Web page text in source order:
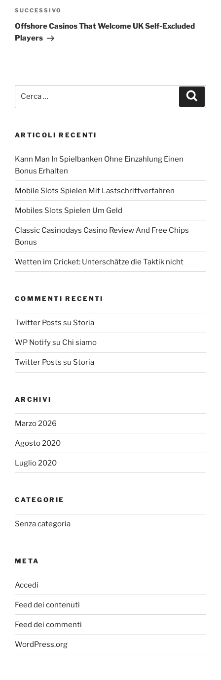
Articolo
successivo
SUCCESSIVO
Offshore Casinos That Welcome UK Self-Excluded
Players
ARTICOLI RECENTI
Kann Man In Spielbanken Ohne Einzahlung Einen
Bonus Erhalten
Mobile Slots Spielen Mit Lastschriftverfahren
Mobiles Slots Spielen Um Geld
Classic Casinodays Casino Review And Free Chips
Bonus
Wetten im Cricket: Unterschätze die Taktik nicht
COMMENTI RECENTI
Twitter Posts su Storia
WP Notifysu Chi siamo
Twitter Posts su Storia
ARCHIVI
Marzo 2026
Agosto 2020
Luglio 2020
CATEGORIE
Senza categoria
META
Accedi
Feed dei contenuti
Feed dei commenti
WordPress.org